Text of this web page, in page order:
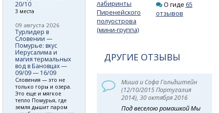
лабиринты
Пиренейского
полуострова
(мини-группа)
О гиде 65
отзывов
ДРУГИЕ ОТЗЫВЫ
Миша и Софа Гольдштейн
(12/10/2015 Португалия
2014), 30 октября 2016
Под веселою ромашкой Мы
20/10
3 места
09 августа 2026
Турлидер в
Словении —
Помурье: вкус
Иерусалима и
магия термальных
вод в Бановцах —
09/09 — 16/09
Словения — это не
только горы и озера.
Это еще и мягкое
тепло Помурья, где
земля дышит паром